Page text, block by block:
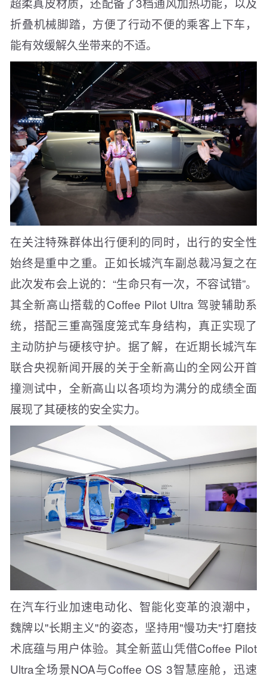
折叠机械脚踏，方便了行动不便的乘客上下车，
能有效缓解久坐带来的不适。
在关注特殊群体出行便利的同时，出行的安全性
始终是重中之重。正如长城汽车副总裁冯复之在
此次发布会上说的：“生命只有一次，不容试错”。
其全新高山搭载的Coffee Pilot Ultra 驾驶辅助系
统，搭配三重高强度笼式车身结构，真正实现了
主动防护与硬核守护。据了解，在近期长城汽车
联合央视新闻开展的关于全新高山的全网公开首
撞测试中，全新高山以各项均为满分的成绩全面
展现了其硬核的安全实力。
在汽车行业加速电动化、智能化变革的浪潮中，
魏牌以"长期主义"的姿态，坚持用"慢功夫"打磨技
术底蕴与用户体验。其全新蓝山凭借Coffee Pilot
Ultra全场景NOA与Coffee OS 3智慧座舱，迅速